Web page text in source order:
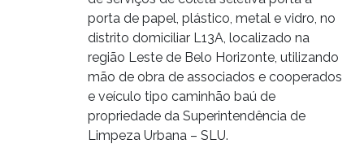
porta de papel, plástico, metal e vidro, no
distrito domiciliar L13A, localizado na
região Leste de Belo Horizonte, utilizando
mão de obra de associados e cooperados
e veículo tipo caminhão baú de
propriedade da Superintendência de
Limpeza Urbana – SLU.